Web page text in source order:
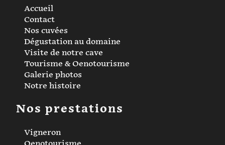
Accueil
Contact
Nos cuvées
Dégustation au domaine
Visite de notre cave
Tourisme & Oenotourisme
Galerie photos
Notre histoire
Nos prestations
Vigneron